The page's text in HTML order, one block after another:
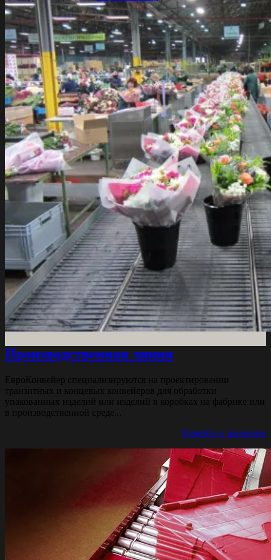
Производственная линия
ЕвроКонвейер специализируются на проектировании
транзитных и концевых конвейеров для обработки
упакованных изделий или изделий в коробках на фабрике или
в производственной среде...
Перейти к решению